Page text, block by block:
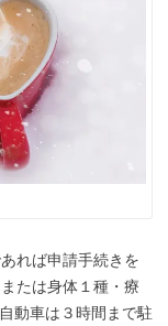
れば申請手続きを
たは身体１種・療
動車は３時間まで駐